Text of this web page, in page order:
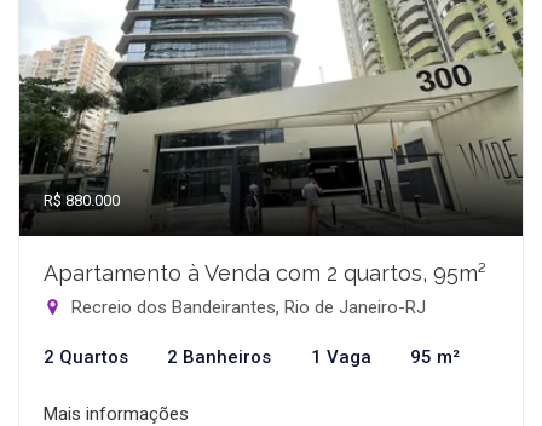
R$ 880.000
Apartamento à Venda com 2 quartos, 95m²
Recreio dos Bandeirantes, Rio de Janeiro-RJ
2 Quartos 2 Banheiros 1 Vaga 95 m²
Mais informações